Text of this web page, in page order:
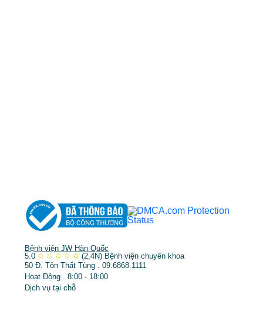
Bệnh viện JW Hàn Quốc
5.0 ✩ ✩ ✩ ✩ ✩ (2,4N) Bệnh viện chuyên khoa
50 Đ. Tôn Thất Tùng . 09.6868.1111
Hoạt Động . 8:00 - 18:00
Dịch vụ tại chỗ